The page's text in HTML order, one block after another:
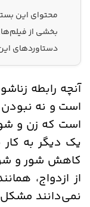
محتوای این
بخشی از
دستاوردهای
آنچه رابطه
است و نه نبودن
است که زن و
یک دیگر به کار
کاهش شور و
از ازدواج،
نمی‌دانند